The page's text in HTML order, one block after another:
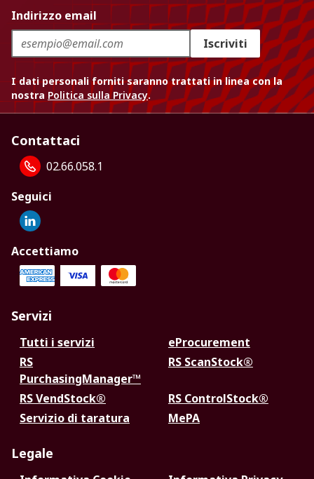
Indirizzo email
Iscriviti
I dati personali forniti saranno trattati in linea con la
nostra Politica sulla Privacy.
Contattaci
02.66.058.1
Seguici
Accettiamo
Servizi
Tutti i servizi
eProcurement
RS
PurchasingManager™
RS ScanStock®
RS VendStock®
RS ControlStock®
Servizio di taratura
MePA
Legale